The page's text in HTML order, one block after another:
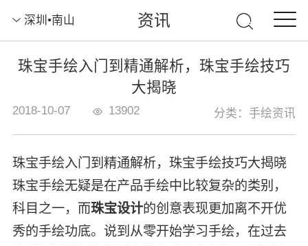
深圳•南山 资讯
珠宝手绘入门到精通解析，珠宝手绘技巧
大揭晓
2018-10-07 13902 分类：手绘资讯
珠宝手绘入门到精通解析，珠宝手绘技巧大揭晓
珠宝手绘无疑是在产品手绘中比较复杂的类别，
科目之一，而珠宝设计的创意表现更加离不开优
秀的手绘功底。说到从零开始学习手绘，在过去